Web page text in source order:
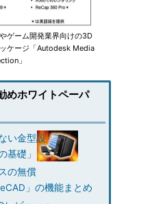
ゲーム開発業界向けの3D
ケージ「Autodesk Media
」
めホワイトペーパ
い金型設
基礎」
の無償
」の機能まとめ